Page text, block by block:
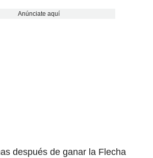
Anúnciate aquí
después de ganar la Flecha